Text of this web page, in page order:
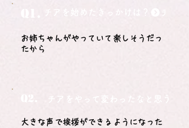
お姉ちゃんがやっていて楽しそうだっ
たから
チアをやって変わったなと思うこと
大きな声で挨拶ができるようになった